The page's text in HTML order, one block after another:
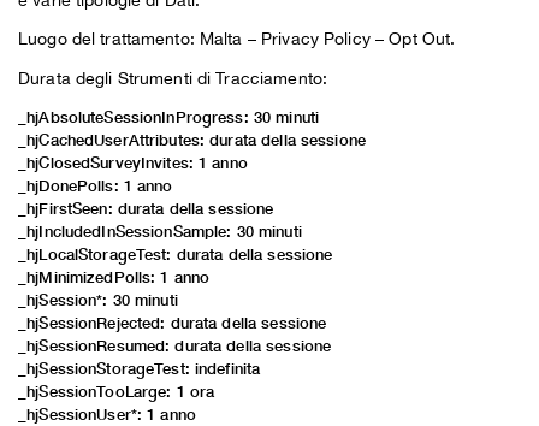
Luogo del trattamento: Malta – Privacy Policy–Opt Out.
Durata degli Strumenti di Tracciamento:
_hjAbsoluteSessionInProgress: 30 minuti
_hjCachedUserAttributes: durata della sessione
_hjClosedSurveyInvites: 1 anno
_hjDonePolls: 1 anno
_hjFirstSeen: durata della sessione
_hjIncludedInSessionSample: 30 minuti
_hjLocalStorageTest: durata della sessione
_hjMinimizedPolls: 1 anno
_hjSession*: 30 minuti
_hjSessionRejected: durata della sessione
_hjSessionResumed: durata della sessione
_hjSessionStorageTest: indefinita
_hjSessionTooLarge: 1 ora
_hjSessionUser*: 1 anno